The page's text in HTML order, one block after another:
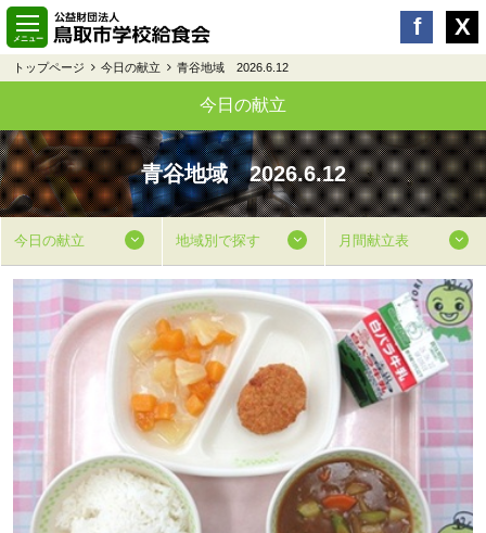
トップページ 今日の献立 青谷地域 2026.6.12
今日の献立
青谷地域 2026.6.12
今日の献立 地域別で探す 月間献立表